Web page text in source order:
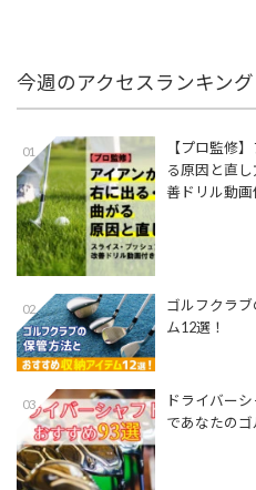
今週のアクセスランキング
01
【プロ監修
る原因と直
善ドリル動画
02
ゴルフクラ
ム12選！
03
ドライバー
であなたのゴ